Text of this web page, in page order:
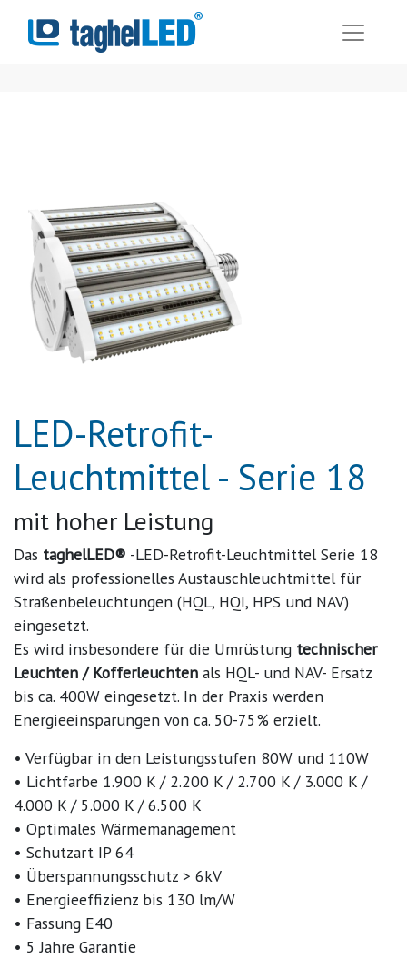
LED-Retrofit-
Leuchtmittel - Serie 18
mit hoher Leistung
Das taghelLED® -LED-Retrofit-Leuchtmittel Serie 18
wird als professionelles Austauschleuchtmittel für
Straßenbeleuchtungen (HQL, HQI, HPS und NAV)
eingesetzt.
Es wird insbesondere für die Umrüstung technischer
Leuchten / Kofferleuchten als HQL- und NAV- Ersatz
bis ca. 400W eingesetzt. In der Praxis werden
Energieeinsparungen von ca. 50-75% erzielt.
• Verfügbar in den Leistungsstufen 80W und 110W
• Lichtfarbe 1.900 K / 2.200 K / 2.700 K / 3.000 K /
4.000 K / 5.000 K / 6.500 K
• Optimales Wärmemanagement
• Schutzart IP 64
• Überspannungsschutz > 6kV
• Energieeffizienz bis 130 lm/W
• Fassung E40
• 5 Jahre Garantie